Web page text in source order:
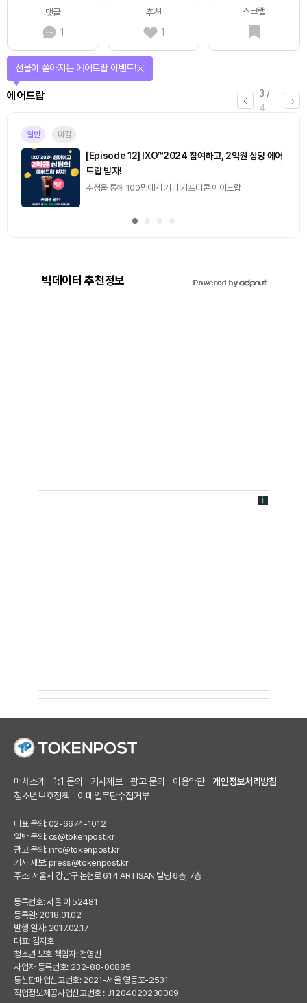
댓글
1
추천
1
스크랩
3 /
4
에어드랍
선물이 쏟아지는 에어드랍 이벤트!
일반 마감
[Episode 12] IXO™2024 참여하고, 2억원 상당 에어
드랍 받자!
추첨을 통해 100명에게 커피 기프티콘 에어드랍
빅데이터 추천정보
매체소개 1:1 문의 기사제보 광고 문의 이용약관
개인정보처리방침
청소년보호정책
이메일무단수집거부
대표 문의: 02-6674-1012
일반 문의: cs@tokenpost.kr
광고 문의: info@tokenpost.kr
기사 제보: press@tokenpost.kr
주소: 서울시 강남구 논현로 614 ARTISAN 빌딩 6층, 7층
등록번호: 서울 아 52481
등록일: 2018.01.02
발행 일자: 2017.02.17
대표: 김지호
청소년 보호 책임자: 전영빈
사업자 등록번호: 232-88-00885
통신판매업신고번호: 2021-서울 영등포-2531
직업정보제공사업신고번호 : J1204020230009